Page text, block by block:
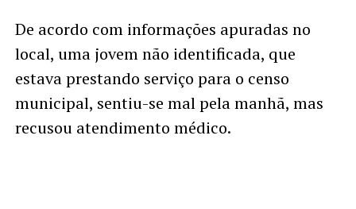
De acordo com informações apuradas no
local, uma jovem não identificada, que
estava prestando serviço para o censo
municipal, sentiu-se mal pela manhã, mas
recusou atendimento médico.